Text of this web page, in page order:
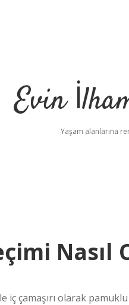
Evin
Yaşam alanlarına
Nasıl
iç çamaşırı olarak